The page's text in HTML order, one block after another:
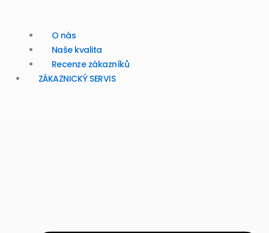
O nás
Naše kvalita
Recenze zákazníků
ZÁKAZNICKÝ SERVIS